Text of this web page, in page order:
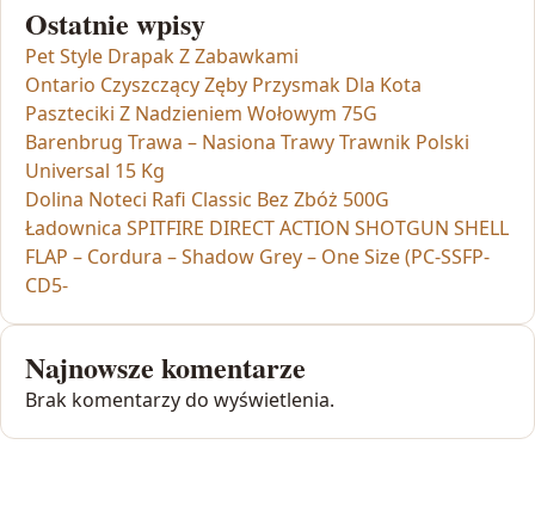
Ostatnie wpisy
Pet Style Drapak Z Zabawkami
Ontario Czyszczący Zęby Przysmak Dla Kota
Paszteciki Z Nadzieniem Wołowym 75G
Barenbrug Trawa – Nasiona Trawy Trawnik Polski
Universal 15 Kg
Dolina Noteci Rafi Classic Bez Zbóż 500G
Ładownica SPITFIRE DIRECT ACTION SHOTGUN SHELL
FLAP – Cordura – Shadow Grey – One Size (PC-SSFP-
CD5-
Najnowsze komentarze
Brak komentarzy do wyświetlenia.